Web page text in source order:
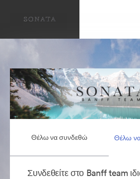
Θέλω να συνδεθώ Θέλω
Συνδεθείτε στο Banff team